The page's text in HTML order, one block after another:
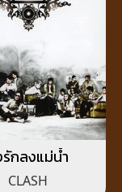
กลงแม่น้ำ
CLASH